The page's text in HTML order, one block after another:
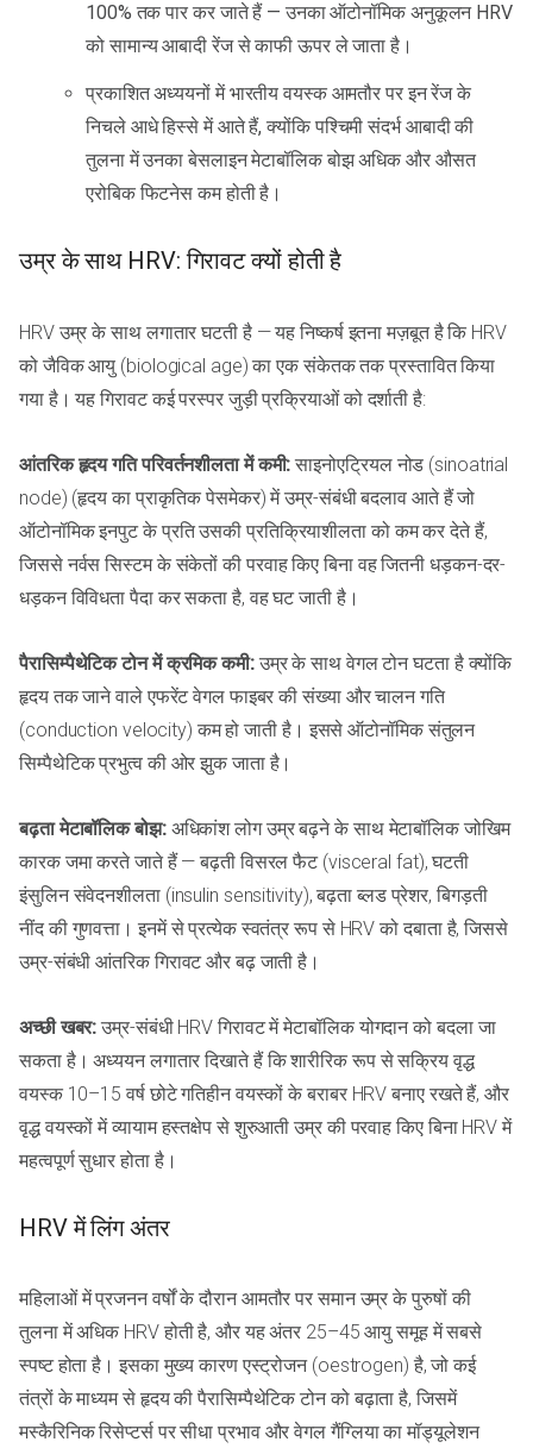
100% तक पार कर जाते हैं — उनका ऑटोनॉमिक अनुकूलन HRV
को सामान्य आबादी रेंज से काफी ऊपर ले जाता है।
प्रकाशित अध्ययनों में भारतीय वयस्क आमतौर पर इन रेंज के
निचले आधे हिस्से में आते हैं, क्योंकि पश्चिमी संदर्भ आबादी की
तुलना में उनका बेसलाइन मेटाबॉलिक बोझ अधिक और औसत
एरोबिक फिटनेस कम होती है।
उम्र के साथ HRV: गिरावट क्यों होती है
HRV उम्र के साथ लगातार घटती है — यह निष्कर्ष इतना मज़बूत है कि HRV
को जैविक आयु (biological age) का एक संकेतक तक प्रस्तावित किया
गया है। यह गिरावट कई परस्पर जुड़ी प्रक्रियाओं को दर्शाती है:
आंतरिक हृदय गति परिवर्तनशीलता में कमी: साइनोएट्रियल नोड (sinoatrial
node) (हृदय का प्राकृतिक पेसमेकर) में उम्र-संबंधी बदलाव आते हैं जो
ऑटोनॉमिक इनपुट के प्रति उसकी प्रतिक्रियाशीलता को कम कर देते हैं,
जिससे नर्वस सिस्टम के संकेतों की परवाह किए बिना वह जितनी धड़कन-दर-
धड़कन विविधता पैदा कर सकता है, वह घट जाती है।
पैरासिम्पैथेटिक टोन में क्रमिक कमी:उम्र के साथ वेगल टोन घटता है क्योंकि
हृदय तक जाने वाले एफरेंट वेगल फाइबर की संख्या और चालन गति
(conduction velocity) कम हो जाती है। इससे ऑटोनॉमिक संतुलन
सिम्पैथेटिक प्रभुत्व की ओर झुक जाता है।
बढ़ता मेटाबॉलिक बोझ:अधिकांश लोग उम्र बढ़ने के साथ मेटाबॉलिक जोखिम
कारक जमा करते जाते हैं — बढ़ती विसरल फैट (visceral fat), घटती
इंसुलिन संवेदनशीलता (insulin sensitivity), बढ़ता ब्लड प्रेशर, बिगड़ती
नींद की गुणवत्ता। इनमें से प्रत्येक स्वतंत्र रूप से HRV को दबाता है, जिससे
उम्र-संबंधी आंतरिक गिरावट और बढ़ जाती है।
अच्छी खबर: उम्र-संबंधी HRV गिरावट में मेटाबॉलिक योगदान को बदला जा
सकता है। अध्ययन लगातार दिखाते हैं कि शारीरिक रूप से सक्रिय वृद्ध
वयस्क 10–15 वर्ष छोटे गतिहीन वयस्कों के बराबर HRV बनाए रखते हैं, और
वृद्ध वयस्कों में व्यायाम हस्तक्षेप से शुरुआती उम्र की परवाह किए बिना HRV में
महत्वपूर्ण सुधार होता है।
HRV में लिंग अंतर
महिलाओं में प्रजनन वर्षों के दौरान आमतौर पर समान उम्र के पुरुषों की
तुलना में अधिक HRV होती है, और यह अंतर 25–45 आयु समूह में सबसे
स्पष्ट होता है। इसका मुख्य कारण एस्ट्रोजन (oestrogen) है, जो कई
तंत्रों के माध्यम से हृदय की पैरासिम्पैथेटिक टोन को बढ़ाता है, जिसमें
मस्कैरिनिक रिसेप्टर्स पर सीधा प्रभाव और वेगल गैंग्लिया का मॉड्यूलेशन